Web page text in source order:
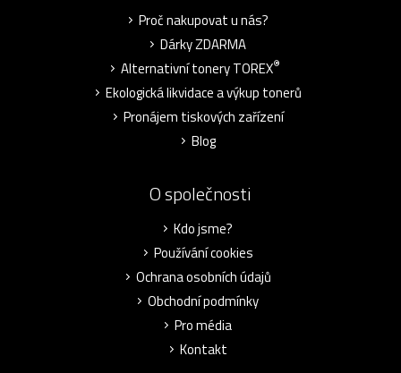
Proč nakupovat u nás?
Dárky ZDARMA
Alternativní tonery TOREX®
Ekologická likvidace a výkup tonerů
Pronájem tiskových zařízení
Blog
O společnosti
Kdo jsme?
Používání cookies
Ochrana osobních údajů
Obchodní podmínky
Pro média
Kontakt